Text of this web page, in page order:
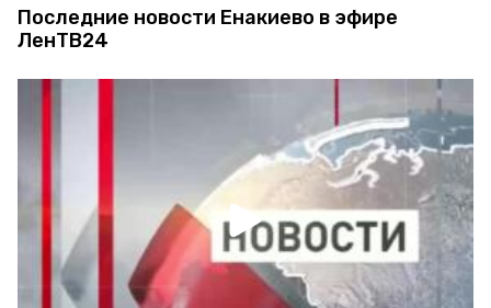
Последние новости Енакиево в эфире
ЛенТВ24